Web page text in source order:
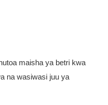
maisha ya betri kwa
na wasiwasi juu ya